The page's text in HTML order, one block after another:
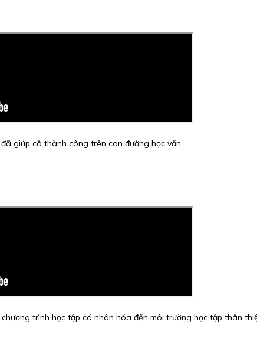
giúp cô thành công trên con đường học vấn.
trình học tập cá nhân hóa đến môi trường học tập thân